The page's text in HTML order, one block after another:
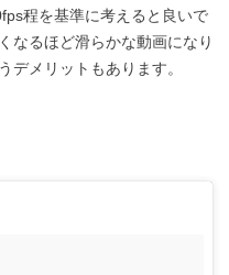
程を基準に考えると良いで
なるほど滑らかな動画になり
デメリットもあります。